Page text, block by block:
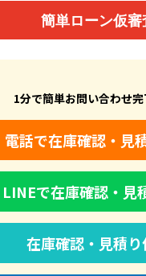
簡単ローン仮審
1分で簡単お問い合わせ完
電話で在庫確認・見
LINEで在庫確認・見
在庫確認・見積り